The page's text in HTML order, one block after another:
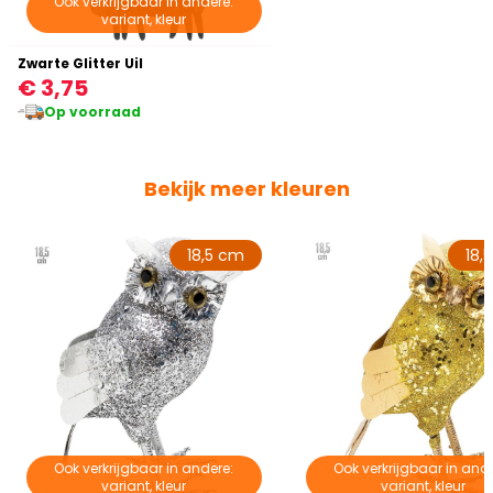
variant, kleur
Zwarte Glitter Uil
€ 3,75
Op voorraad
Bekijk meer kleuren
Ook verkrijgbaar in andere:
variant, kleur
18,5 cm
Ook verkrijgbaar in
variant, kleur